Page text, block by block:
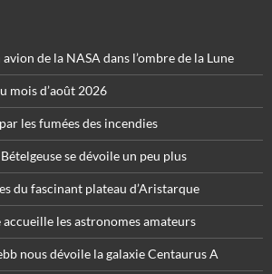
de la NASA dans l’ombre de la Lune
mois d’août 2026
les fumées des incendies
se dévoile un peu plus
du fascinant plateau d’Aristarque
les astronomes amateurs
nous dévoile la galaxie Centaurus A